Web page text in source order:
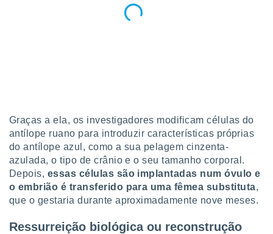
Graças a ela, os investigadores modificam células do
antílope ruano para introduzir características próprias
do antílope azul, como a sua pelagem cinzenta-
azulada, o tipo de crânio e o seu tamanho corporal.
Depois, essas células são implantadas num óvulo e
o embrião é transferido para uma fêmea substituta,
que o gestaria durante aproximadamente nove meses.
Ressurreição biológica ou reconstrução